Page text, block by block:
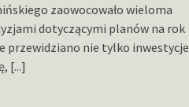
zaowocowało wieloma
dotyczącymi planów na rok
przewidziano nie tylko inwestycje
[...]